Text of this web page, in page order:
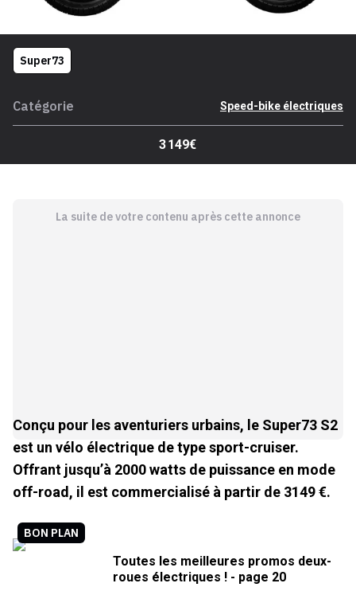
Super73
Catégorie Speed-bike électriques
3 149€
La suite de votre contenu après cette annonce
Conçu pour les aventuriers urbains, le Super73 S2
est un vélo électrique de type sport-cruiser.
Offrant jusqu’à 2000 watts de puissance en mode
off-road, il est commercialisé à partir de 3149 €.
BON PLAN
Toutes les meilleures promos deux-
roues électriques ! - page 20